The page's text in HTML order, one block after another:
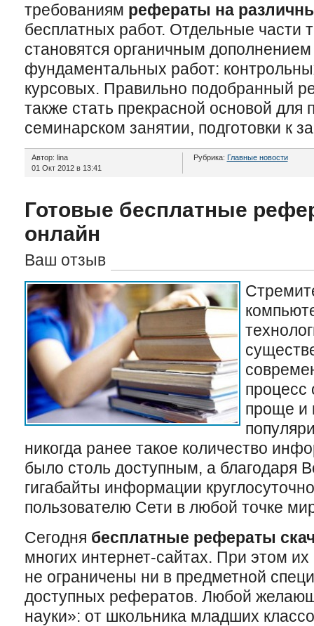
требованиям рефераты на
бесплатных работ. Отдельные части
становятся органичным
фундаментальных работ:
курсовых. Правильно подобранный
также стать прекрасной основой для
семинарском занятии, подготовки к
Автор: lina
01 Окт 2012 в 13:41
Рубрика: Главные новости
Готовые бесплатные
онлайн
Ваш отзыв
процесс
проще и
никогда ранее такое количество
было столь доступным, а благодаря
гигабайты информации
пользователю Сети в любой точке
Сегодня бесплатные рефераты
многих интернет-сайтах. При этом их
не ограничены ни в предметной
доступных рефератов. Любой
науки»: от школьника младших